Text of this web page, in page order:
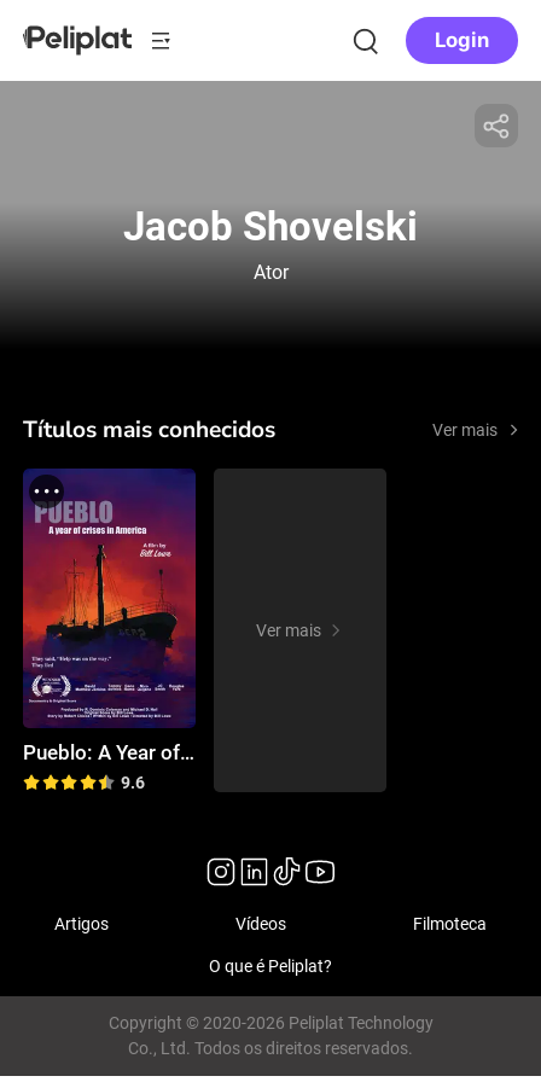
Login
Jacob Shovelski
Ator
Títulos mais conhecidos Ver mais
Pueblo: A Year of Crises in America
9.6
Ver mais
Artigos Vídeos Filmoteca
O que é Peliplat?
Copyright © 2020-2026 Peliplat Technology
Co., Ltd. Todos os direitos reservados.